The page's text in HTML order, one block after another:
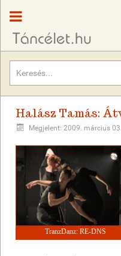
Halász Tamás:
Megjelent: 2009. március 03.
TranzDanz: RE-DNS